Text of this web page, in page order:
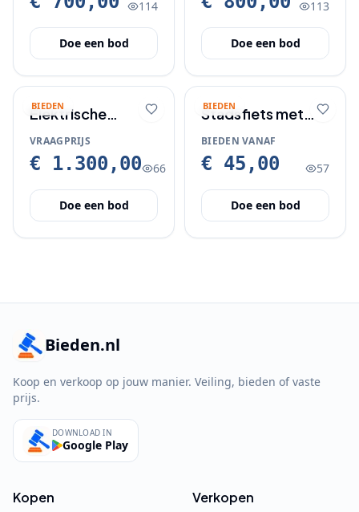
114
Doe een bod
113
Doe een bod
BIEDEN
Elektrische
vouwfiets
VRAAGPRIJS
€ 1.300,00 66
Doe een bod
BIEDEN
Stadsfiets met
voordrager en
opvallende rode
BIEDEN VANAF
€ 45,00 57
Doe een bod
Bieden.nl
Koop en verkoop op jouw manier. Veiling, bieden of vaste
prijs.
DOWNLOAD IN
Google Play
Kopen Verkopen